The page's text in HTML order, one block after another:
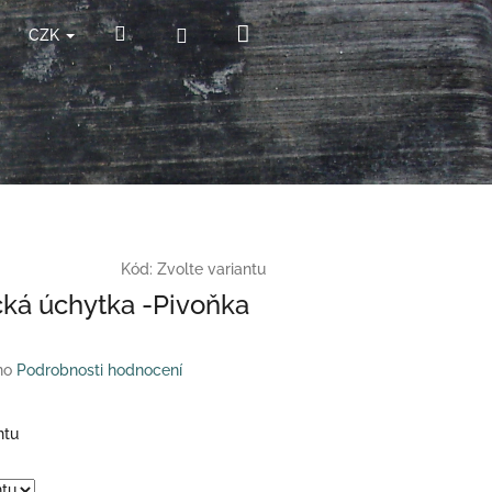
CZK HledatPřihlášeníNákupní
košík
Kód: Zvolte variantu
úchytka -Pivoňka
Podrobnosti hodnocení